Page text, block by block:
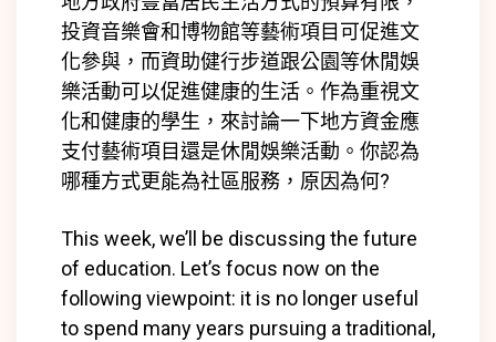
投資音樂會和博物館等藝術項目可促進文
化參與，而資助健行步道跟公園等休閒娛
樂活動可以促進健康的生活。作為重視文
化和健康的學生，來討論一下地方資金應
支付藝術項目還是休閒娛樂活動。你認為
哪種方式更能為社區服務，原因為何?
This week, we’ll be discussing the future
of education. Let’s focus now on the
following viewpoint: it is no longer useful
to spend many years pursuing a traditional,